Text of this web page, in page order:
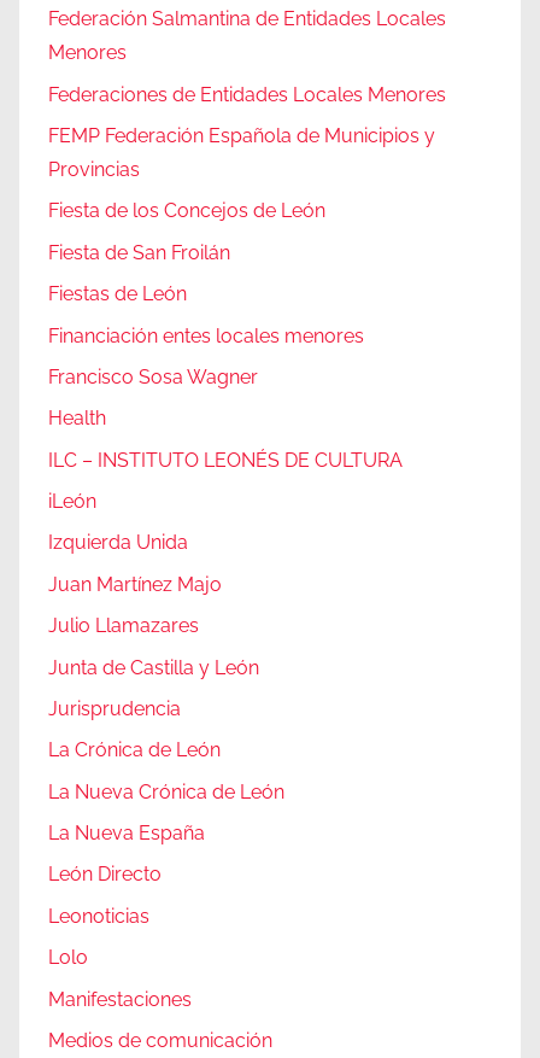
Federación Salmantina de Entidades Locales
Menores
Federaciones de Entidades Locales Menores
FEMP Federación Española de Municipios y
Provincias
Fiesta de los Concejos de León
Fiesta de San Froilán
Fiestas de León
Financiación entes locales menores
Francisco Sosa Wagner
Health
ILC – INSTITUTO LEONÉS DE CULTURA
iLeón
Izquierda Unida
Juan Martínez Majo
Julio Llamazares
Junta de Castilla y León
Jurisprudencia
La Crónica de León
La Nueva Crónica de León
La Nueva España
León Directo
Leonoticias
Lolo
Manifestaciones
Medios de comunicación